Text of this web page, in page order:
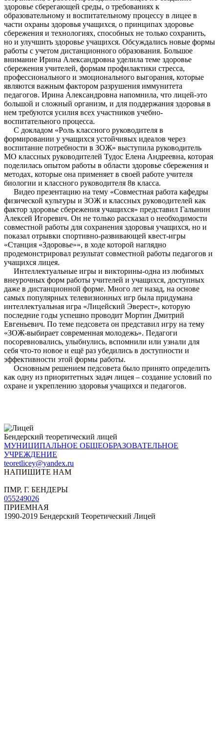
здоровье сберегающей среды, о требованиях к
образовательному и воспитательному процессу в лицее в
части охраны здоровья учащихся, о принципах здоровье
сбережения и технологиях, способных не только сохранить,
но и улучшить здоровье учащихся. Обсуждались новые формы
работы с учетом дистанционного образования. Большое
внимание Ирина Александровна уделила теме здоровье
сбережения учителей, формам профилактики стресса,
профессионального и эмоционального выгорания, которые
являются важным фактором разрушения иммунитета
педагогов. Ирина Александровна напомнила, что лицей-это
большой и сложный организм, и для поддержания здоровья в
нем требуются усилия всех участников учебно-
воспитательного процесса.
С докладом «Роль классного руководителя в
формировании у учащихся устойчивых идеалов через
воспитание потребности в ЗОЖ» выступила руководитель
МО классных руководителей Тудос Елена Андреевна, которая
поделилась опытом работы в области здоровье сбережения и
методах, которые она применяет в своей работе учителя
биологии и классного руководителя 8в класса.
Видео презентацию на тему «Совместная работа кафедры
физической культуры и ЗОЖ и классных руководителей как
фактор здоровье сбережения учащихся» представил Галынин
Алексей Игоревич. Он не только рассказал о необходимости
совместной работы для сохранения здоровья учащихся, но и
показал отрывки спортивно-развивающей квест-игры
«Станция «Здоровье»», в ходе которой наглядно
продемонстрировал результат совместной работы педагогов и
учащихся лицея.
Интеллектуальные игры и викторины-одна из любимых
внеурочных форм работы учителей и учащихся, доступных
даже в дистанционной форме. Много лет назад, на основе
самых популярных телевизионных игр была придумана
интеллектуальная игра «Лицейский Эверест», которую
последние годы успешно проводит Мортин Дмитрий
Евгеньевич. По теме педсовета он представил игру на тему
«ЗОЖ-выбирает современная молодежь». Педагоги
посоревновались, улыбнулись, вспомнили или узнали для
себя что-то новое и ещё раз убедились в доступности и
эффективности этой формы работы.
Основным решением педсовета было принято определить
как одну из приоритетных задач лицея – создание условий по
охране и укреплению здоровья учащихся и педагогов.
Бендерский теоретический лицей
МУНИЦИПАЛЬНОЕ ОБЩЕОБРАЗОВАТЕЛЬНОЕ
УЧРЕЖДЕНИЕ
teoretlicey@yandex.ru
НАПИШИТЕ НАМ
ПМР, Г. БЕНДЕРЫ
055249026
ПРИЕМНАЯ
1990-2019 Бендерский Теоретический Лицей